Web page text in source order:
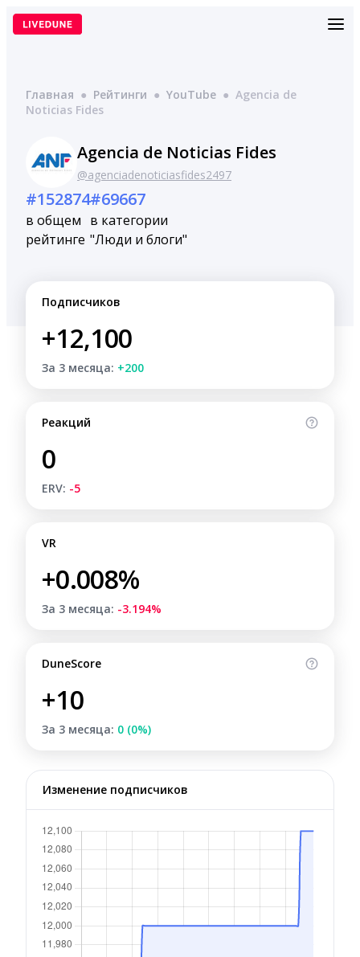
Перейти
Главная ● Рейтинги ● YouTube ● Agencia de
Noticias Fides
Agencia de Noticias Fides
@agenciadenoticiasfides2497
#152874
в общем
рейтинге
#69667
в категории
"Люди и блоги"
Подписчиков
+12,100
За 3 месяца: +200
Реакций
0
ERV: -5
VR
+0.008%
За 3 месяца: -3.194%
DuneScore
+10
За 3 месяца: 0 (0%)
Изменение подписчиков